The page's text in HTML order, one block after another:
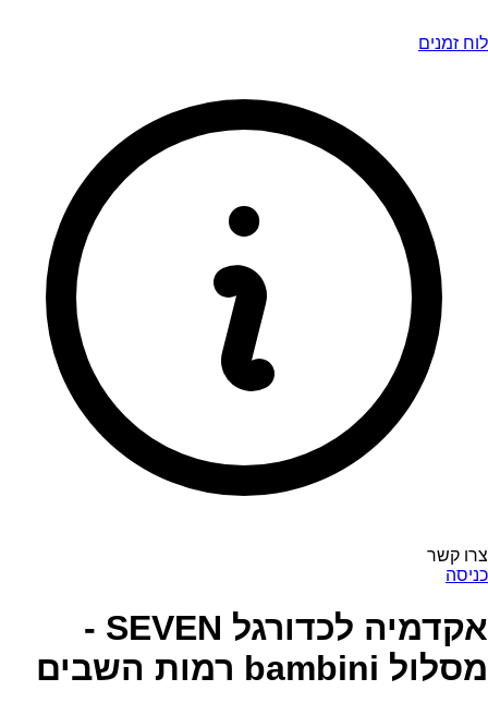
לוח זמנים
צרו קשר
כניסה
אקדמיה לכדורגל SEVEN -
מסלול bambini רמות השבים